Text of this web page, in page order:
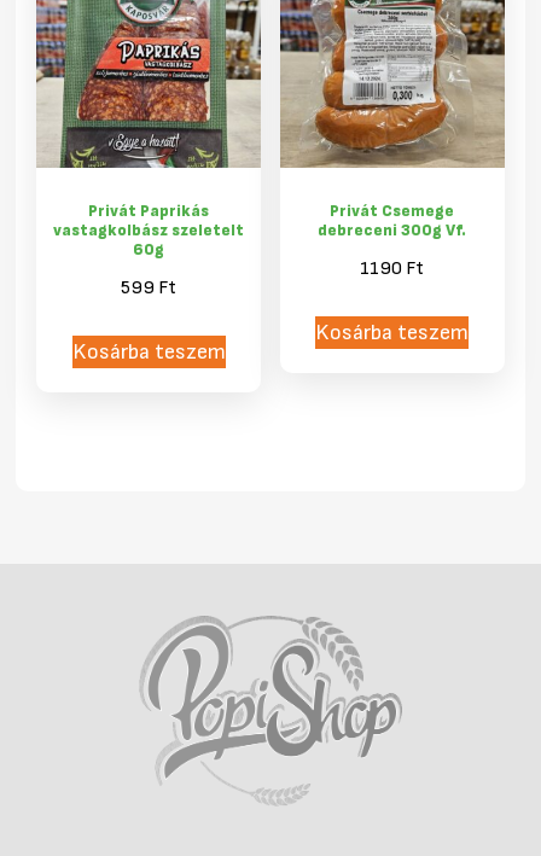
Privát Paprikás
vastagkolbász szeletelt
60g
599 Ft
Kosárba teszem
Privát Csemege
debreceni 300g Vf.
1190 Ft
Kosárba teszem